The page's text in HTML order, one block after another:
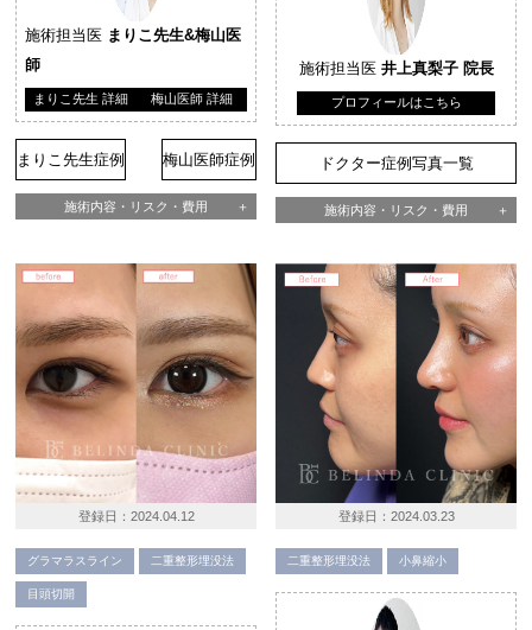
施術担当医 まりこ先生&梅山医
師
まりこ先生 詳細 梅山医師 詳細
まりこ先生症例 梅山医師症例
施術内容・リスク・費用
施術担当医 井上真梨子 院長
プロフィールはこちら
ドクター症例写真一覧
施術内容・リスク・費用
登録日： 2024.04.12
グラマラスライン 二重整形埋没法
目頭切開
登録日： 2024.03.23
二重整形埋没法 小鼻縮小